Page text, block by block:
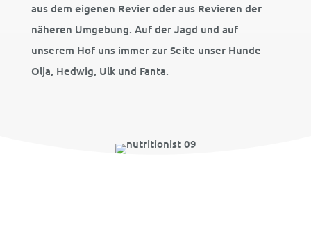
aus dem eigenen Revier oder aus Revieren der
näheren Umgebung. Auf der Jagd und auf
unserem Hof uns immer zur Seite unser Hunde
Olja, Hedwig, Ulk und Fanta.